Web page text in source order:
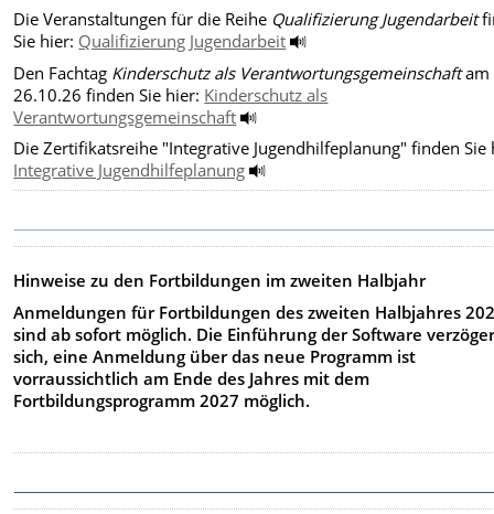
Die Veranstaltungen für die Reihe Qualifizierung Jugendarbeit
Sie hier: Qualifizierung Jugendarbeit
Den Fachtag Kinderschutz als Verantwortungsgemeinschaftam
26.10.26 finden Sie hier: Kinderschutz als
Verantwortungsgemeinschaft
Die Zertifikatsreihe "Integrative Jugendhilfeplanung" finden Sie
Integrative Jugendhilfeplanung
Hinweise zu den Fortbildungen im zweiten Halbjahr
Anmeldungen für Fortbildungen des zweiten Halbjahres
sind ab sofort möglich. Die Einführung der Software
sich, eine Anmeldung über das neue Programm ist
vorraussichtlich am Ende des Jahres mit dem
Fortbildungsprogramm 2027 möglich.